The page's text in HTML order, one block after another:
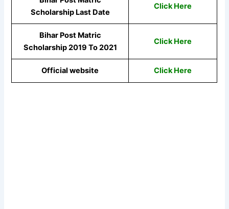
Scholarship Last Date
Click Here
Bihar Post Matric
Scholarship 2019 To 2021
Click Here
Official website Click Here